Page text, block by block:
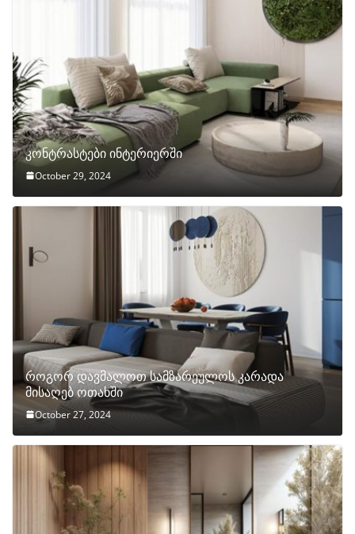
კონტრასტები ინტერიერში
October 29, 2024
როგორ დავმალოთ სამზარეულოს კარადა
მისაღებ ოთახში
October 27, 2024